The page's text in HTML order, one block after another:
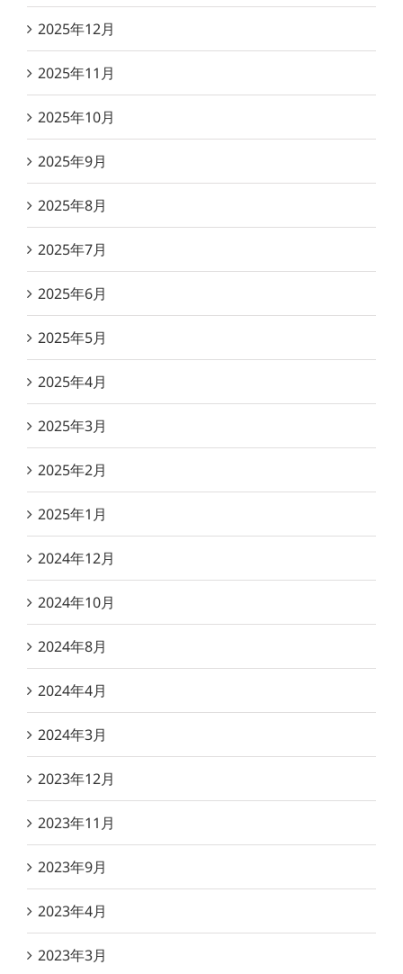
2025年12月
2025年11月
2025年10月
2025年9月
2025年8月
2025年7月
2025年6月
2025年5月
2025年4月
2025年3月
2025年2月
2025年1月
2024年12月
2024年10月
2024年8月
2024年4月
2024年3月
2023年12月
2023年11月
2023年9月
2023年4月
2023年3月